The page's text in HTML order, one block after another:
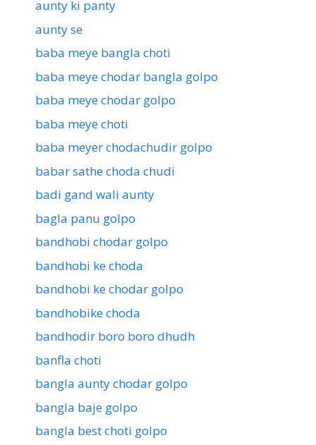
aunty ki panty
aunty se
baba meye bangla choti
baba meye chodar bangla golpo
baba meye chodar golpo
baba meye choti
baba meyer chodachudir golpo
babar sathe choda chudi
badi gand wali aunty
bagla panu golpo
bandhobi chodar golpo
bandhobi ke choda
bandhobi ke chodar golpo
bandhobike choda
bandhodir boro boro dhudh
banfla choti
bangla aunty chodar golpo
bangla baje golpo
bangla best choti golpo